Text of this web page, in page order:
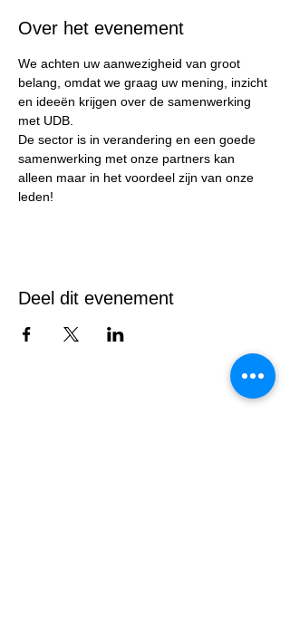
Over het evenement
We achten uw aanwezigheid van groot
belang, omdat we graag uw mening, inzicht
en ideeën krijgen over de samenwerking
met UDB.
De sector is in verandering en een goede
samenwerking met onze partners kan
alleen maar in het voordeel zijn van onze
leden!
Deel dit evenement